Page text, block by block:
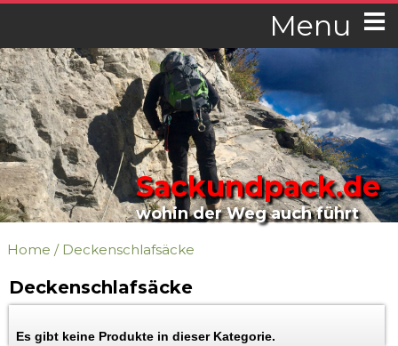
Menu
Sackundpack.de
wohin der Weg auch führt
Home / Deckenschlafsäcke
Deckenschlafsäcke
Es gibt keine Produkte in dieser Kategorie.